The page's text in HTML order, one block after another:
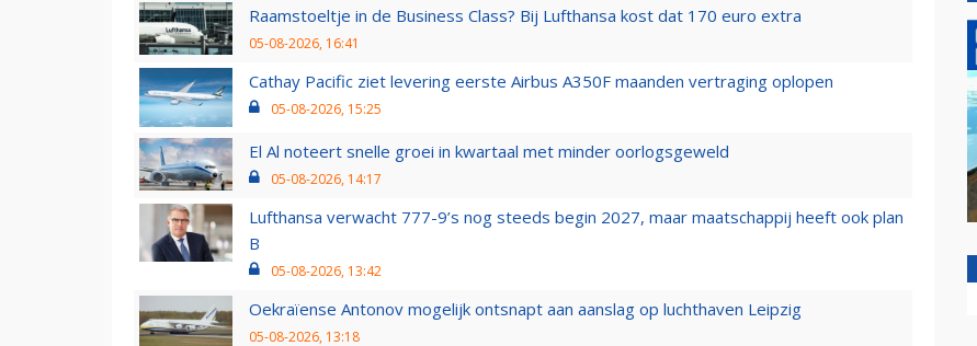
Raamstoeltje in de Business Class? Bij Lufthansa kost dat 170 euro extra
05-08-2026, 16:41
Cathay Pacific ziet levering eerste Airbus A350F maanden vertraging oplopen
05-08-2026, 15:25
El Al noteert snelle groei in kwartaal met minder oorlogsgeweld
05-08-2026, 14:17
Lufthansa verwacht 777-9’s nog steeds begin 2027, maar maatschappij heeft ook plan
B
05-08-2026, 13:42
Oekraïense Antonov mogelijk ontsnapt aan aanslag op luchthaven Leipzig
05-08-2026, 13:18